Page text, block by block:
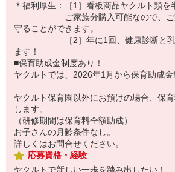
＊福利厚生：［1］看板商品ヤクルト類を
ご家族分購入可能なので、ご家
守ることができます。
［2］年に1回、健康診断と乳が
ます！
■保育助成金制度あり！
ヤクルトでは、2026年1月から保育助成金
ヤクルト保育園以外にお預けの場合、保
します。
（研修期間は保育料全額助成）
お子さんの月齢条件なし。
詳しくはお問合せください。
応募資格・経験
ヤクルトで新しい一歩を踏み出したい！